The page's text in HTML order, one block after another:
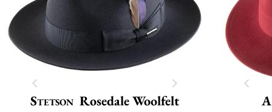
Stetson Rosedale Woolfelt